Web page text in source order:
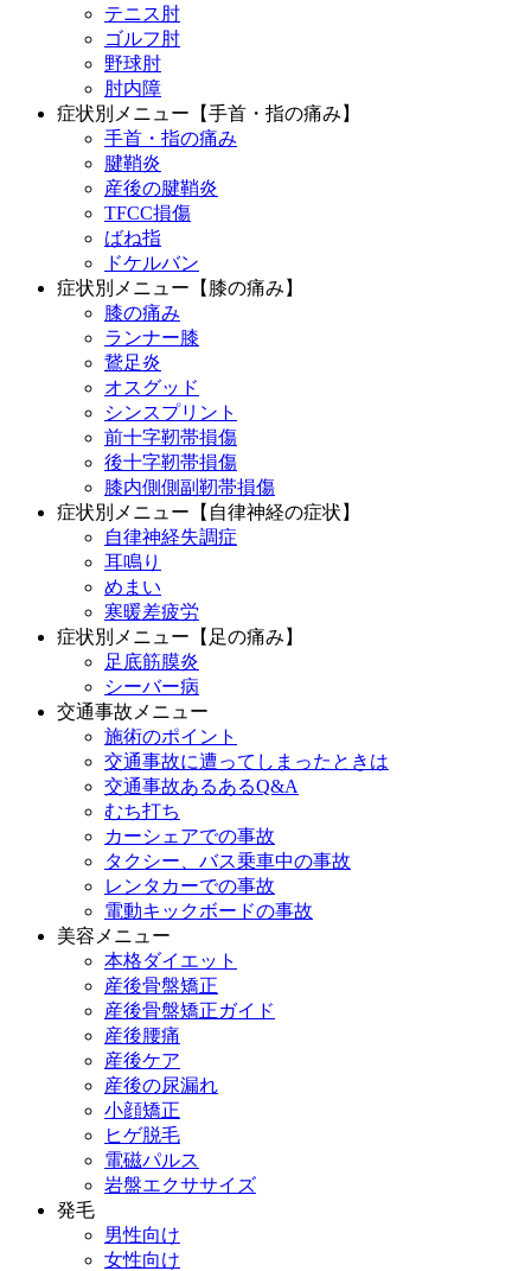
テニス肘
ゴルフ肘
野球肘
肘内障
症状別メニュー【手首・指の痛み】
手首・指の痛み
腱鞘炎
産後の腱鞘炎
TFCC損傷
ばね指
ドケルバン
症状別メニュー【膝の痛み】
膝の痛み
ランナー膝
鵞足炎
オスグッド
シンスプリント
前十字靭帯損傷
後十字靭帯損傷
膝内側側副靭帯損傷
症状別メニュー【自律神経の症状】
自律神経失調症
耳鳴り
めまい
寒暖差疲労
症状別メニュー【足の痛み】
足底筋膜炎
シーバー病
交通事故メニュー
施術のポイント
交通事故に遭ってしまったときは
交通事故あるあるQ&A
むち打ち
カーシェアでの事故
タクシー、バス乗車中の事故
レンタカーでの事故
電動キックボードの事故
美容メニュー
本格ダイエット
産後骨盤矯正
産後骨盤矯正ガイド
産後腰痛
産後ケア
産後の尿漏れ
小顔矯正
ヒゲ脱毛
電磁パルス
岩盤エクササイズ
発毛
男性向け
女性向け